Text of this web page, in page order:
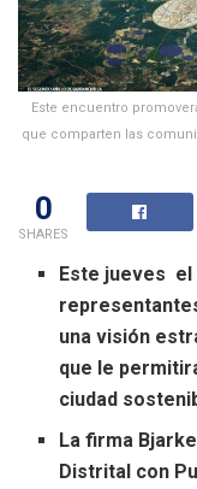
Este encuentro
que comparten las
0
SHARES
Este jueves el
una visión
que le
ciudad
La firma
Distrital con